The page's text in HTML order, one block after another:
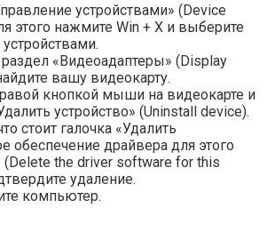
устройствами» (Device
этого нажмите Win + X и выберите
«Видеоадаптеры» (Display
вашу видеокарту.
кнопкой мыши на видеокарте и
устройство» (Uninstall device).
стоит галочка «Удалить
обеспечение драйвера для этого
(Delete the driver software for this
удаление.
компьютер.